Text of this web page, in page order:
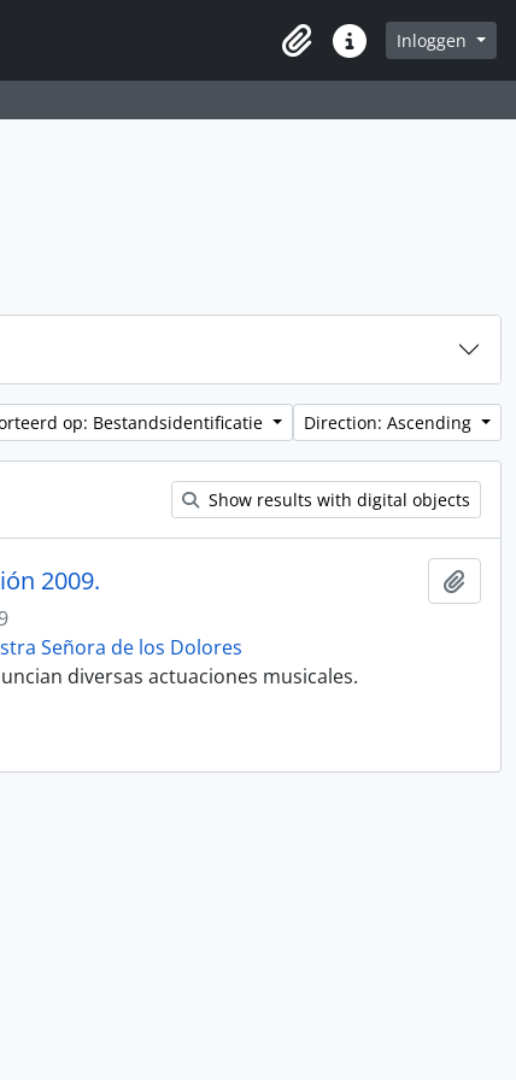
ClipboardQuick linksInloggen
op: Bestandsidentificatie Direction: Ascending
Show results with digital objects
2009.
Señora de los Dolores
diversas actuaciones musicales.